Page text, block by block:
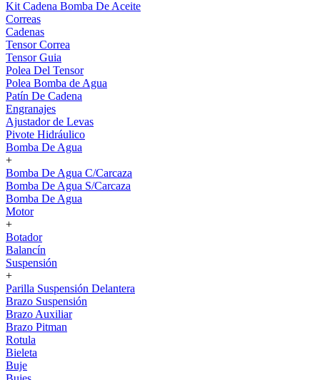
Kit Cadena Bomba De Aceite
Correas
Cadenas
Tensor Correa
Tensor Guia
Polea Del Tensor
Polea Bomba de Agua
Patín De Cadena
Engranajes
Ajustador de Levas
Pivote Hidráulico
Bomba De Agua
+
Bomba De Agua C/Carcaza
Bomba De Agua S/Carcaza
Bomba De Agua
Motor
+
Botador
Balancín
Suspensión
+
Parilla Suspensión Delantera
Brazo Suspensión
Brazo Auxiliar
Brazo Pitman
Rotula
Bieleta
Buje